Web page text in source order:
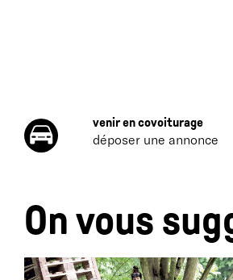
venir en covoiturage
déposer une annonce
On vous